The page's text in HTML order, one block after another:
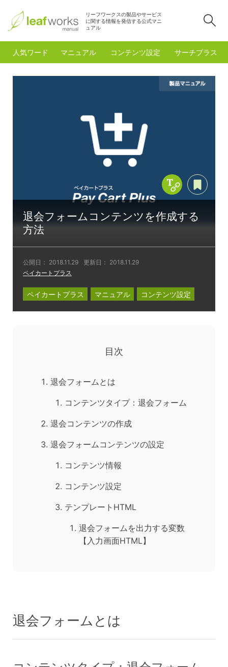
リーフワークスの製品やサービス
に関する情報を発信する公式マニ
ュアル
人気ワード マニュアル コンテンツ設定 サーチプラスfor
退会フォームコンテンツを作成する
方法
公開日： 2018.11.29 更新日： 2018.11.29
ペイカートプラス
Copy Title &
ペイカートプラス マニュアル コンテンツ設定
目次
退会フォームとは
コンテンツタイプ：退会フォーム
退会コンテンツの作成
退会フォームコンテンツの設定
コンテンツ情報
コンテンツ設定
テンプレートHTML
退会フォームを出力する変数
【入力画面HTML】
退会フォームとは